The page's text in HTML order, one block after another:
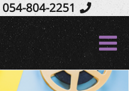
Skip
to
content
054-804-2251